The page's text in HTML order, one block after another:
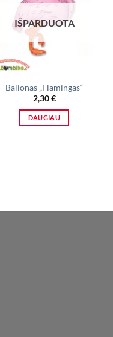
IŠPARDUOTA
Balionas „Flamingas“
2,30€
DAUGIAU